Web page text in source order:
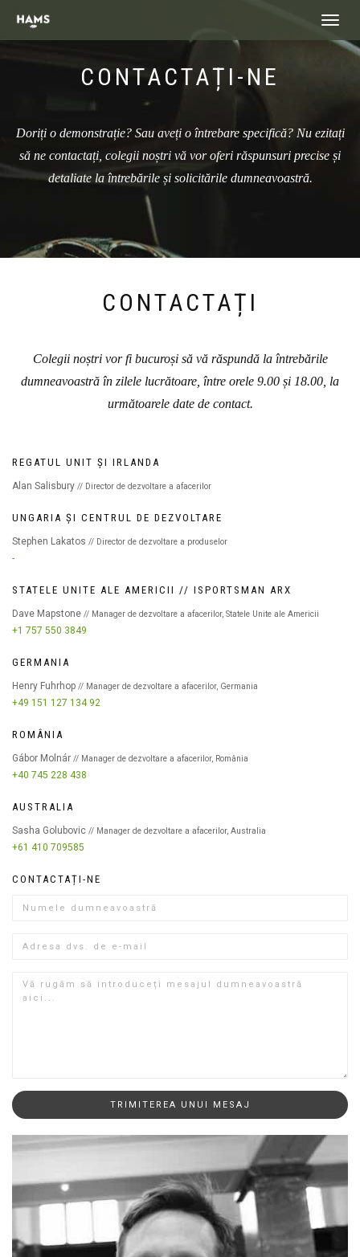
CONTACTAȚI-NE
Doriți o demonstrație? Sau aveți o întrebare specifică? Nu ezitați
să ne contactați, colegii noștri vă vor oferi răspunsuri precise și
detaliate la întrebările și solicitările dumneavoastră.
CONTACTAȚI
Colegii noștri vor fi bucuroși să vă răspundă la întrebările
dumneavoastră în zilele lucrătoare, între orele 9.00 și 18.00, la
următoarele date de contact.
REGATUL UNIT ȘI IRLANDA
Alan Salisbury // Director de dezvoltare a afacerilor
UNGARIA ȘI CENTRUL DE DEZVOLTARE
Stephen Lakatos // Director de dezvoltare a produselor
-
STATELE UNITE ALE AMERICII // ISPORTSMAN ARX
Dave Mapstone // Manager de dezvoltare a afacerilor, Statele Unite ale Americii
+1 757 550 3849
GERMANIA
Henry Fuhrhop // Manager de dezvoltare a afacerilor, Germania
+49 151 127 134 92
ROMÂNIA
Gábor Molnár // Manager de dezvoltare a afacerilor, România
+40 745 228 438
AUSTRALIA
Sasha Golubovic // Manager de dezvoltare a afacerilor, Australia
+61 410 709585
CONTACTAȚI-NE
landing_2021.contact.formlabel_name
landing_2021.contact.formlabel_email
TRIMITEREA UNUI MESAJ